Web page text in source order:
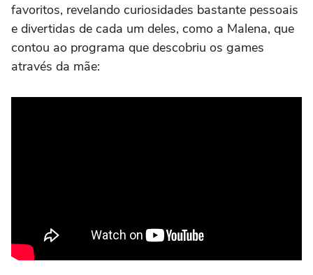
favoritos, revelando curiosidades bastante pessoais
e divertidas de cada um deles, como a Malena, que
contou ao programa que descobriu os games
através da mãe: